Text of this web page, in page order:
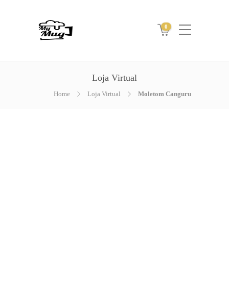
0
Loja Virtual
Home Loja Virtual Moletom Canguru